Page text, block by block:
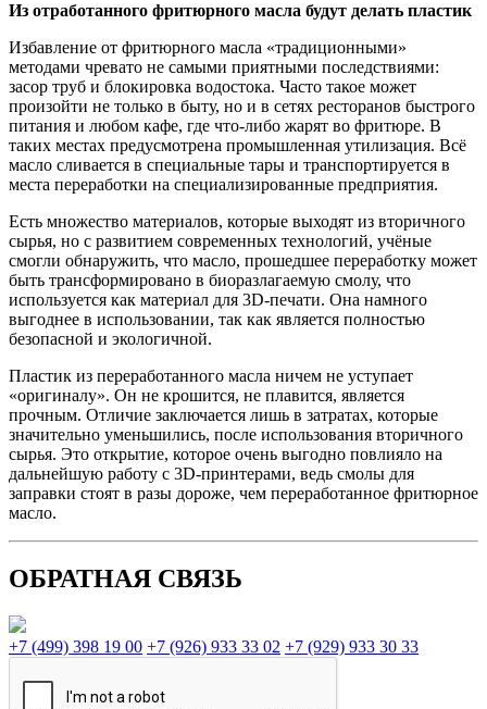
Из отработанного фритюрного масла будут делать пластик
Избавление от фритюрного масла «традиционными»
методами чревато не самыми приятными последствиями:
засор труб и блокировка водостока. Часто такое может
произойти не только в быту, но и в сетях ресторанов быстрого
питания и любом кафе, где что-либо жарят во фритюре. В
таких местах предусмотрена промышленная утилизация. Всё
масло сливается в специальные тары и транспортируется в
места переработки на специализированные предприятия.
Есть множество материалов, которые выходят из вторичного
сырья, но с развитием современных технологий, учёные
смогли обнаружить, что масло, прошедшее переработку может
быть трансформировано в биоразлагаемую смолу, что
используется как материал для 3D-печати. Она намного
выгоднее в использовании, так как является полностью
безопасной и экологичной.
Пластик из переработанного масла ничем не уступает
«оригиналу». Он не крошится, не плавится, является
прочным. Отличие заключается лишь в затратах, которые
значительно уменьшились, после использования вторичного
сырья. Это открытие, которое очень выгодно повлияло на
дальнейшую работу с 3D-принтерами, ведь смолы для
заправки стоят в разы дороже, чем переработанное фритюрное
масло.
ОБРАТНАЯ СВЯЗЬ
+7 (499) 398 19 00 +7 (926) 933 33 02 +7 (929) 933 30 33